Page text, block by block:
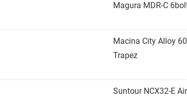
Magura MDR-C
Macina City Alloy
Trapez
Suntour NCX32-E